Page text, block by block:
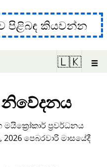
පිළිබඳ කියවන්න
🇱🇰 ☰
නිවේදනය
ප්‍රවර්ධනය
පෙබරවාරි මාසයේදී